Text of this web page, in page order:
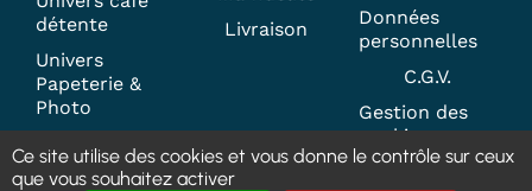
détente
Univers
Papeterie &
Photo
Contact
Livraison
Données
personnelles
C.G.V.
Gestion des
cookies
Ce site utilise des cookies et vous donne le contrôle sur ceux
que vous souhaitez activer